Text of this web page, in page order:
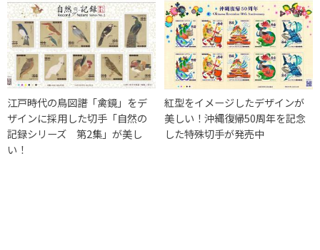
江戸時代の鳥図譜「禽鏡」をデ
ザインに採用した切手「自然の
記録シリーズ 第2集」が美し
い！
紅型をイメージしたデザインが
美しい！沖縄復帰50周年を記念
した特殊切手が発売中